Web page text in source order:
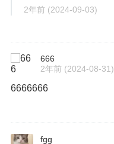
2年前 (2024-09-03)
666
2年前 (2024-08-31)
6666666
fgg